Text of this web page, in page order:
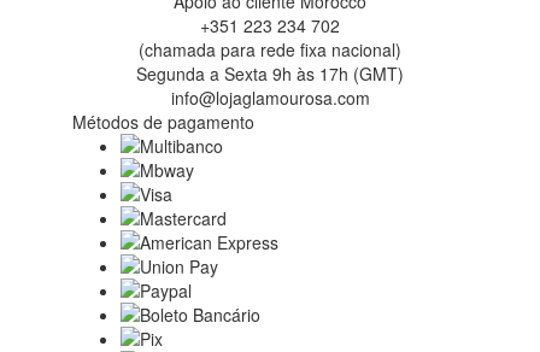
+351 223 234 702
(chamada para rede fixa nacional)
Segunda a Sexta 9h às 17h (GMT)
info@lojaglamourosa.com
Métodos de pagamento